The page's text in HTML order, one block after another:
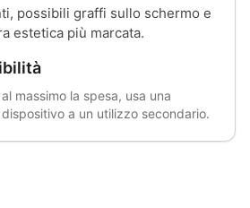
possibili graffi sullo schermo e
estetica più marcata.
massimo la spesa, usa una
a un utilizzo secondario.